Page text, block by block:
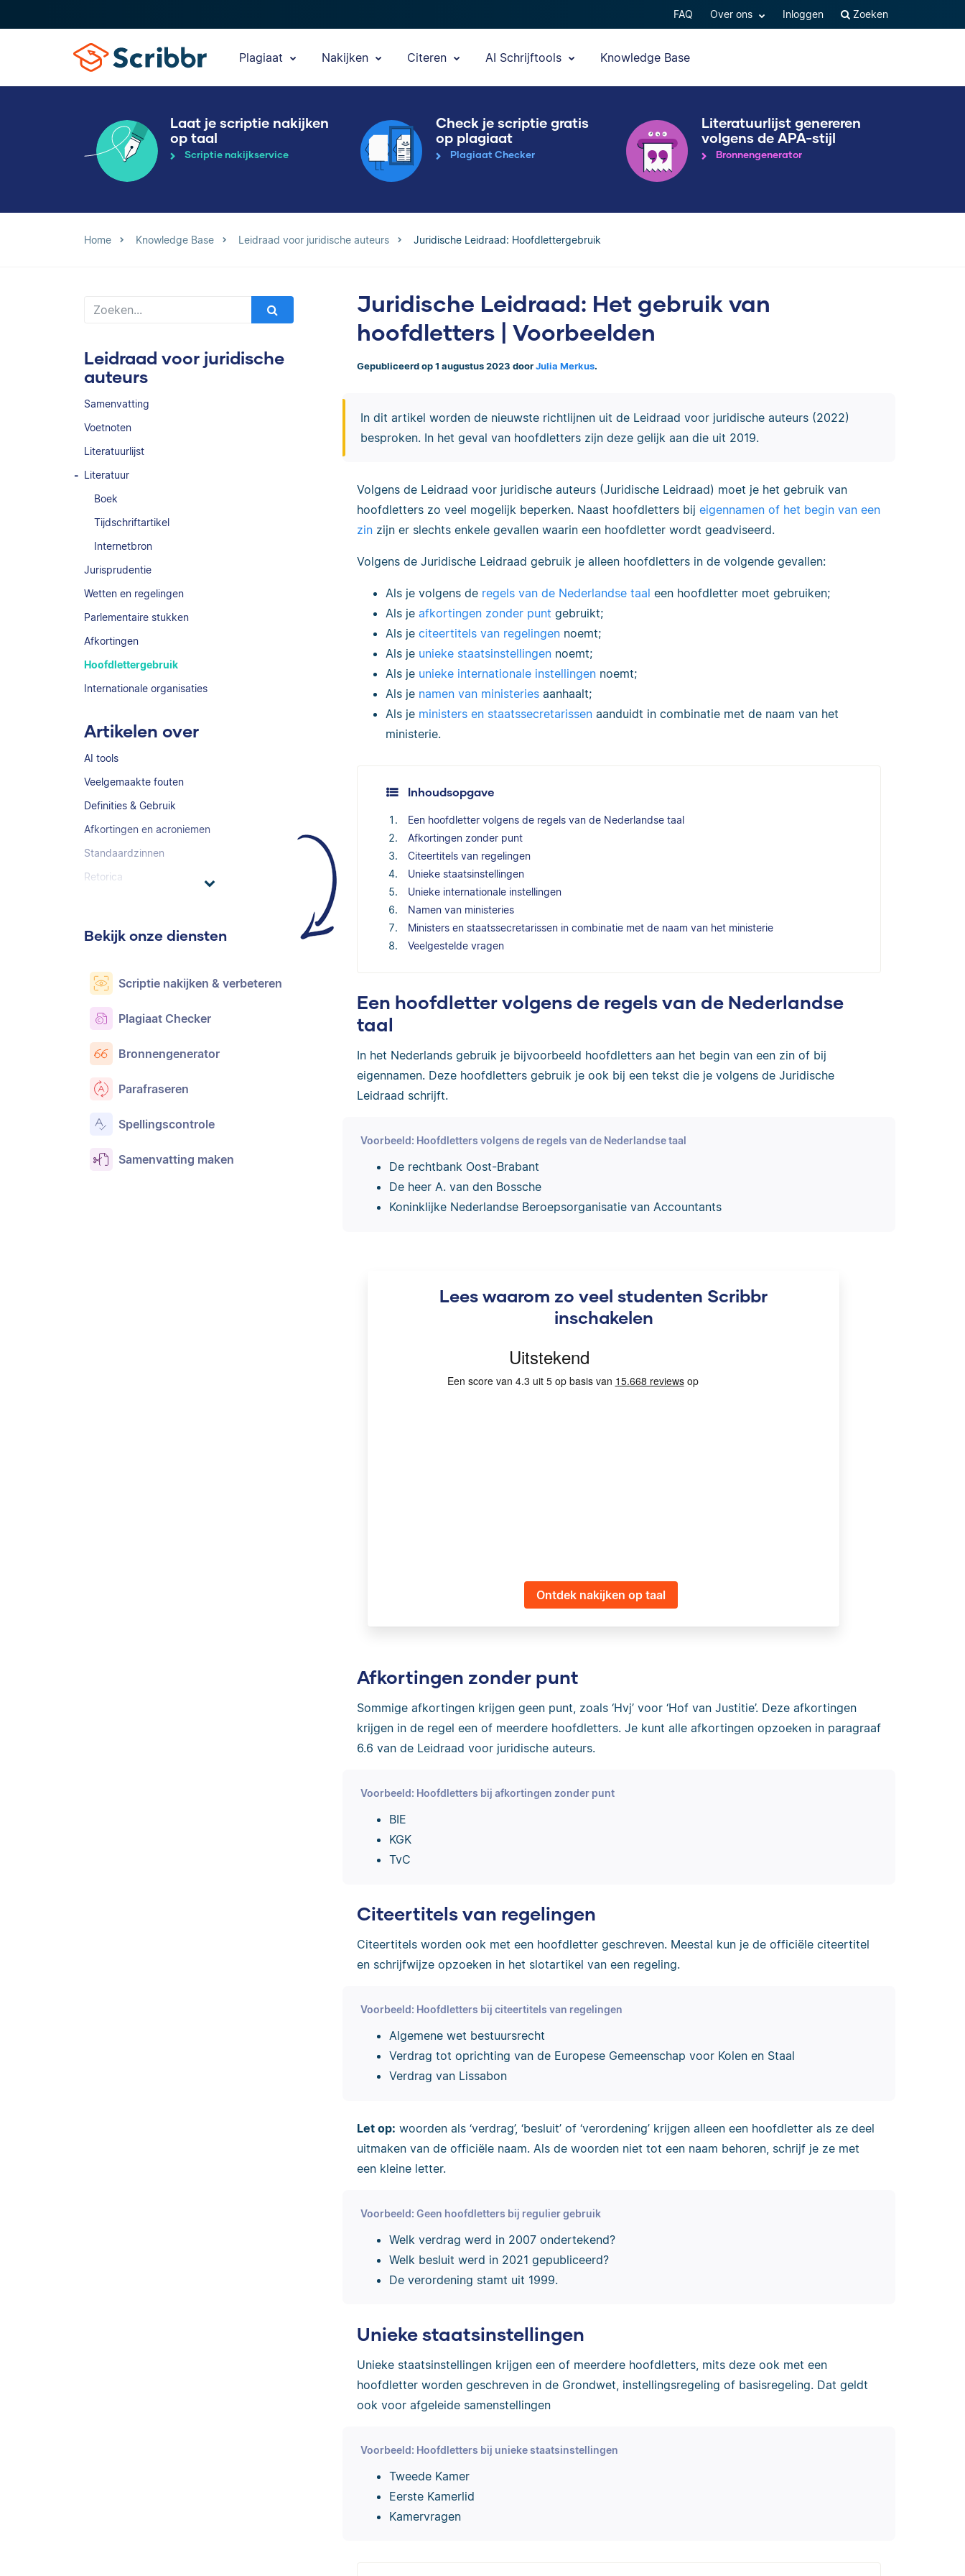
FAQ Over ons Inloggen Zoeken
Plagiaat Nakijken Citeren AI Schrijftools Knowledge Base
Laat je scriptie nakijken
op taal
Scriptie nakijkservice
Check je scriptie gratis
op plagiaat
Plagiaat Checker
Literatuurlijst genereren
volgens de APA-stijl
Bronnengenerator
Home Knowledge Base Leidraad voor juridische auteurs Juridische Leidraad: Hoofdlettergebruik
Leidraad voor juridische
auteurs
Samenvatting
Voetnoten
Literatuurlijst
Literatuur
Boek
Tijdschriftartikel
Internetbron
Jurisprudentie
Wetten en regelingen
Parlementaire stukken
Afkortingen
Hoofdlettergebruik
Internationale organisaties
Artikelen over
AI tools
Veelgemaakte fouten
Definities & Gebruik
Afkortingen en acroniemen
Standaardzinnen
Retorica
Bekijk onze diensten
Scriptie nakijken & verbeteren
Plagiaat Checker
Bronnengenerator
Parafraseren
Spellingscontrole
Samenvatting maken
Juridische Leidraad: Het gebruik van
hoofdletters | Voorbeelden
Gepubliceerd op 1 augustus 2023 door Julia Merkus.
In dit artikel worden de nieuwste richtlijnen uit de Leidraad voor juridische auteurs (2022)
besproken. In het geval van hoofdletters zijn deze gelijk aan die uit 2019.
Volgens de Leidraad voor juridische auteurs (Juridische Leidraad) moet je het gebruik van
hoofdletters zo veel mogelijk beperken. Naast hoofdletters bij eigennamen of het begin van een
zin zijn er slechts enkele gevallen waarin een hoofdletter wordt geadviseerd.
Volgens de Juridische Leidraad gebruik je alleen hoofdletters in de volgende gevallen:
Als je volgens de regels van de Nederlandse taal een hoofdletter moet gebruiken;
Als je afkortingen zonder punt gebruikt;
Als je citeertitels van regelingen noemt;
Als je unieke staatsinstellingen noemt;
Als je unieke internationale instellingen noemt;
Als je namen van ministeries aanhaalt;
Als je ministers en staatssecretarissen aanduidt in combinatie met de naam van het
ministerie.
Inhoudsopgave
Een hoofdletter volgens de regels van de Nederlandse taal
Afkortingen zonder punt
Citeertitels van regelingen
Unieke staatsinstellingen
Unieke internationale instellingen
Namen van ministeries
Ministers en staatssecretarissen in combinatie met de naam van het ministerie
Veelgestelde vragen
Een hoofdletter volgens de regels van de Nederlandse
taal
In het Nederlands gebruik je bijvoorbeeld hoofdletters aan het begin van een zin of bij
eigennamen. Deze hoofdletters gebruik je ook bij een tekst die je volgens de Juridische
Leidraad schrijft.
Voorbeeld: Hoofdletters volgens de regels van de Nederlandse taal
De rechtbank Oost-Brabant
De heer A. van den Bossche
Koninklijke Nederlandse Beroepsorganisatie van Accountants
Lees waarom zo veel studenten Scribbr
inschakelen
Ontdek nakijken op taal
Afkortingen zonder punt
Sommige afkortingen krijgen geen punt, zoals ‘Hvj’ voor ‘Hof van Justitie’. Deze afkortingen
krijgen in de regel een of meerdere hoofdletters. Je kunt alle afkortingen opzoeken in paragraaf
6.6 van de Leidraad voor juridische auteurs.
Voorbeeld: Hoofdletters bij afkortingen zonder punt
BIE
KGK
TvC
Citeertitels van regelingen
Citeertitels worden ook met een hoofdletter geschreven. Meestal kun je de officiële citeertitel
en schrijfwijze opzoeken in het slotartikel van een regeling.
Voorbeeld: Hoofdletters bij citeertitels van regelingen
Algemene wet bestuursrecht
Verdrag tot oprichting van de Europese Gemeenschap voor Kolen en Staal
Verdrag van Lissabon
Let op: woorden als ‘verdrag’, ‘besluit’ of ‘verordening’ krijgen alleen een hoofdletter als ze deel
uitmaken van de officiële naam. Als de woorden niet tot een naam behoren, schrijf je ze met
een kleine letter.
Voorbeeld: Geen hoofdletters bij regulier gebruik
Welk verdrag werd in 2007 ondertekend?
Welk besluit werd in 2021 gepubliceerd?
De verordening stamt uit 1999.
Unieke staatsinstellingen
Unieke staatsinstellingen krijgen een of meerdere hoofdletters, mits deze ook met een
hoofdletter worden geschreven in de Grondwet, instellingsregeling of basisregeling. Dat geldt
ook voor afgeleide samenstellingen
Voorbeeld: Hoofdletters bij unieke staatsinstellingen
Tweede Kamer
Eerste Kamerlid
Kamervragen